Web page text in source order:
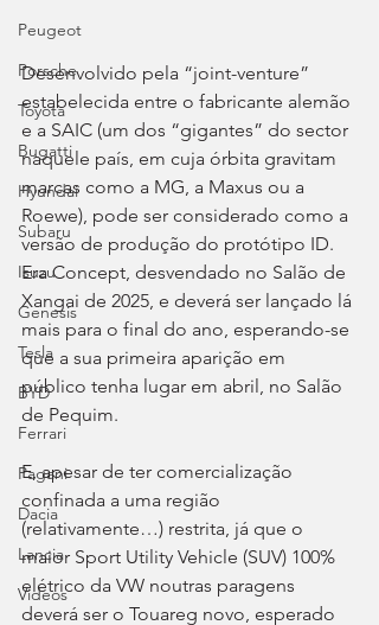
Peugeot
Porsche
Toyota
Bugatti
Hyundai
Subaru
Isuzu
Genesis
Tesla
BYD
Ferrari
Pagani
Dacia
Lancia
Videos
Desenvolvido pela “joint-venture”
estabelecida entre o fabricante alemão
e a SAIC (um dos “gigantes” do sector
naquele país, em cuja órbita gravitam
marcas como a MG, a Maxus ou a
Roewe), pode ser considerado como a
versão de produção do protótipo ID.
Era Concept, desvendado no Salão de
Xangai de 2025, e deverá ser lançado lá
mais para o final do ano, esperando-se
que a sua primeira aparição em
público tenha lugar em abril, no Salão
de Pequim.
E, apesar de ter comercialização
confinada a uma região
(relativamente…) restrita, já que o
maior Sport Utility Vehicle (SUV) 100%
elétrico da VW noutras paragens
deverá ser o Touareg novo, esperado